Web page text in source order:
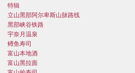
特辑
立山黑部阿尔卑斯山脉路线
黑部峡谷铁路
宇奈月温泉
鳟鱼寿司
富山本地酒
富山黑拉面